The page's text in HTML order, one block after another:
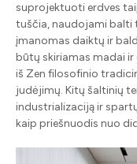
suprojektuoti erdves
tuščia, naudojami balti
įmanomas daiktų ir
būtų skiriamas madai
iš Zen filosofinio
judėjimų. Kitų šaltinių
industrializaciją ir
kaip priešnuodis nuo